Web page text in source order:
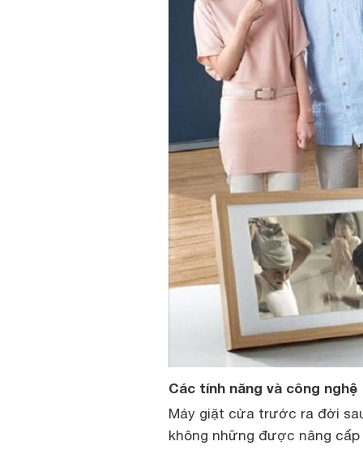
Các tính năng và công nghệ
Máy giặt cửa trước ra đời
không những được nâng